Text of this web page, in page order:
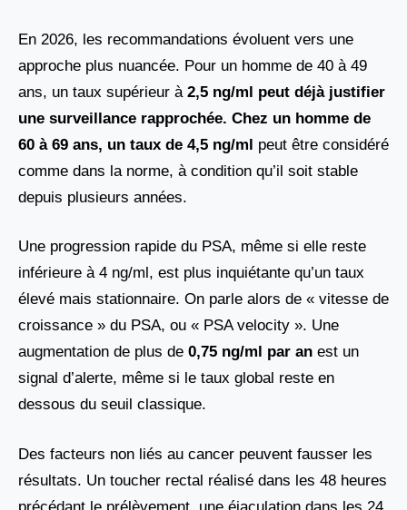
En 2026, les recommandations évoluent vers une
approche plus nuancée. Pour un homme de 40 à 49
ans, un taux supérieur à 2,5 ng/ml peut déjà justifier
une surveillance rapprochée. Chez un homme de
60 à 69 ans, un taux de 4,5 ng/ml peut être considéré
comme dans la norme, à condition qu’il soit stable
depuis plusieurs années.
Une progression rapide du PSA, même si elle reste
inférieure à 4 ng/ml, est plus inquiétante qu’un taux
élevé mais stationnaire. On parle alors de « vitesse de
croissance » du PSA, ou « PSA velocity ». Une
augmentation de plus de 0,75 ng/ml par an est un
signal d’alerte, même si le taux global reste en
dessous du seuil classique.
Des facteurs non liés au cancer peuvent fausser les
résultats. Un toucher rectal réalisé dans les 48 heures
précédant le prélèvement, une éjaculation dans les 24